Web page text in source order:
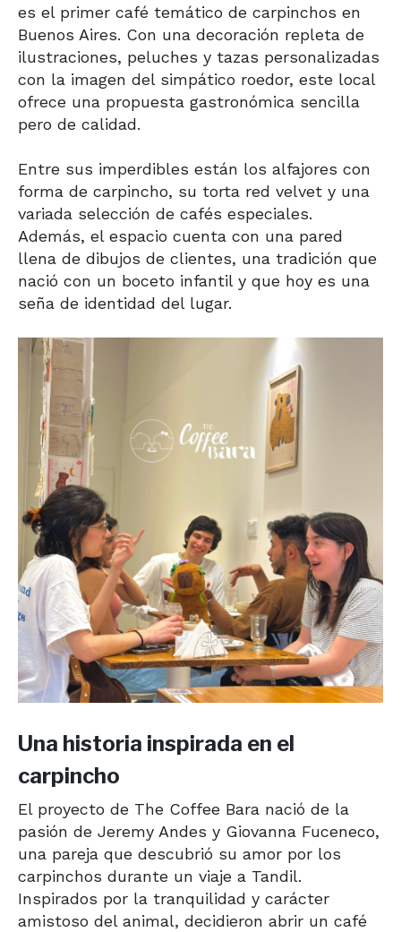
es el primer café temático de carpinchos en
Buenos Aires. Con una decoración repleta de
ilustraciones, peluches y tazas personalizadas
con la imagen del simpático roedor, este local
ofrece una propuesta gastronómica sencilla
pero de calidad.
Entre sus imperdibles están los alfajores con
forma de carpincho, su torta red velvet y una
variada selección de cafés especiales.
Además, el espacio cuenta con una pared
llena de dibujos de clientes, una tradición que
nació con un boceto infantil y que hoy es una
seña de identidad del lugar.
Una historia inspirada en el
carpincho
El proyecto de The Coffee Bara nació de la
pasión de Jeremy Andes y Giovanna Fuceneco,
una pareja que descubrió su amor por los
carpinchos durante un viaje a Tandil.
Inspirados por la tranquilidad y carácter
amistoso del animal, decidieron abrir un café